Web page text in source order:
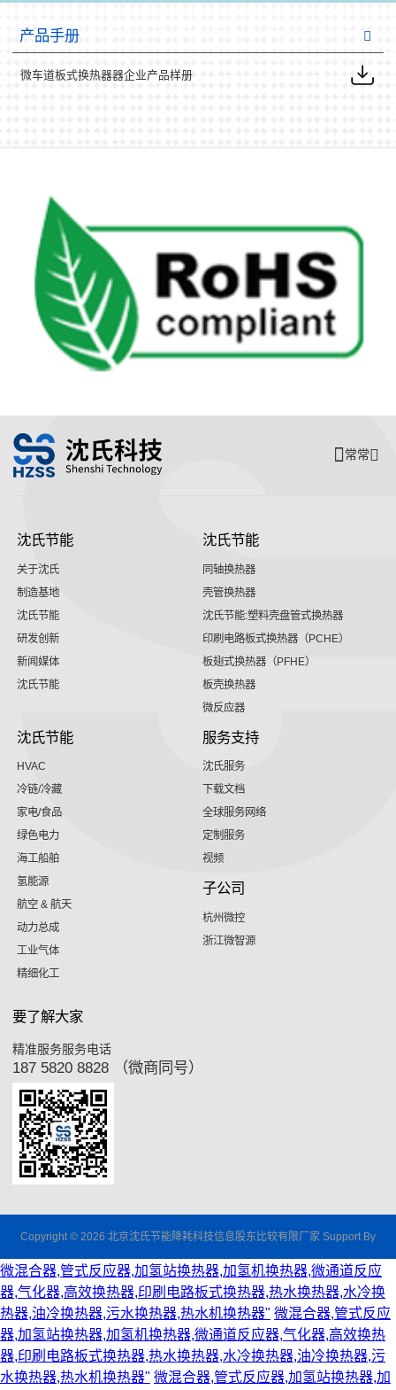
产品手册
微车道板式换热器器企业产品样册
常常
沈氏节能
关于沈氏
制造基地
沈氏节能
研发创新
新闻媒体
沈氏节能
沈氏节能
同轴换热器
壳管换热器
沈氏节能:塑料壳盘管式换热器
印刷电路板式换热器（PCHE）
板翅式换热器（PFHE）
板壳换热器
微反应器
沈氏节能
HVAC
冷链/冷藏
家电/食品
绿色电力
海工船舶
氢能源
航空 & 航天
动力总成
工业气体
精细化工
服务支持
沈氏服务
下载文档
全球服务网络
定制服务
视频
子公司
杭州微控
浙江微智源
要了解大家
精准服务服务电话
187 5820 8828 （微商同号）
Copyright © 2026 北京沈氏节能降耗科技信息股东比较有限厂家 Support By
微混合器,管式反应器,加氢站换热器,加氢机换热器,微通道反应
器,气化器,高效换热器,印刷电路板式换热器,热水换热器,水冷换
热器,油冷换热器,污水换热器,热水机换热器" 微混合器,管式反应
器,加氢站换热器,加氢机换热器,微通道反应器,气化器,高效换热
器,印刷电路板式换热器,热水换热器,水冷换热器,油冷换热器,污
水换热器,热水机换热器" 微混合器,管式反应器,加氢站换热器,加